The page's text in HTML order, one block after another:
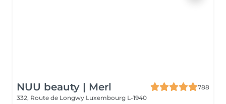
NUU beauty | Merl
788
332, Route de Longwy Luxembourg L-1940